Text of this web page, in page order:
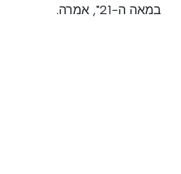
במאה ה-21", אמרה.